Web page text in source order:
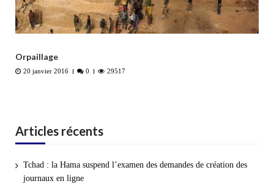
Orpaillage
20 janvier 2016 0 29517
Articles récents
Tchad : la Hama suspend l’examen des demandes de création des
journaux en ligne